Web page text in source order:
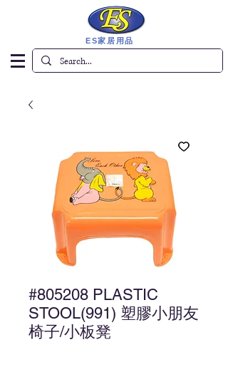
ES家居用品
#805208 PLASTIC
STOOL(991) 塑膠小朋友
椅子/小板凳